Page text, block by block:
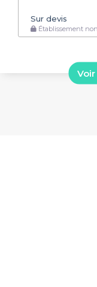
Sur devis
Établissement